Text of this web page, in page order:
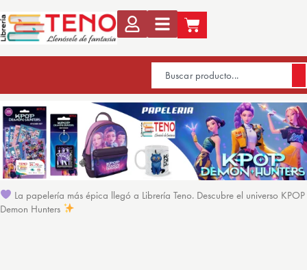
La papelería más épica llegó a Librería Teno. Descubre el universo KPOP
Demon Hunters